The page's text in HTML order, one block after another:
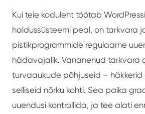
Kui teie koduleht töötab
haldussüsteemi peal, on tarkvara
pistikprogrammide regulaarne
hädavajalik. Vananenud tarkvara
turvaaukude põhjuseid –
selliseid nõrku kohti. Sea paika
uuendusi kontrollida, ja tee alati